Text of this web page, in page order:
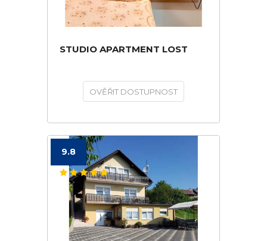
STUDIO APARTMENT LOST
OVĚŘIT DOSTUPNOST
9.8